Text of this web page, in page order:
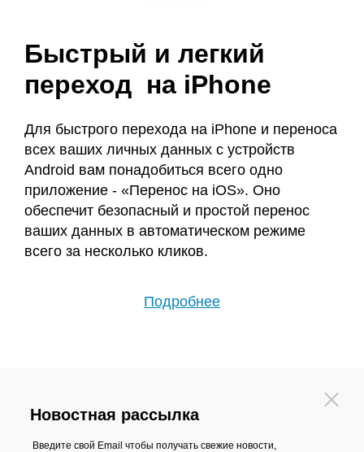
Быстрый и легкий
переход на iPhone
Для быстрого перехода на iPhone и переноса
всех ваших личных данных с устройств
Android вам понадобиться всего одно
приложение - «Перенос на iOS». Оно
обеспечит безопасный и простой перенос
ваших данных в автоматическом режиме
всего за несколько кликов.
Подробнее
Новостная рассылка
Введите свой Email чтобы получать свежие новости,